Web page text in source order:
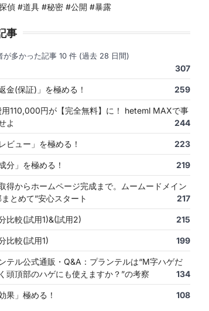
偵 #道具 #秘密 #公開 #暴露
事
が多かった記事 10 件 (過去 28 日間)
307
金(保証)」を極める！ 259
用110,000円が【完全無料】に！ heteml MAXで事
よ
244
ビュー」を極める！ 223
分」を極める！ 219
得からホームページ完成まで。ムームードメイン
とめて”安心スタート
217
比較(試用1)&(試用2) 215
比較(試用1) 199
テル公式通販・Q&A：プランテルは“M字ハゲだ
頭頂部のハゲにも使えますか？”の考察
134
果」極める！ 108